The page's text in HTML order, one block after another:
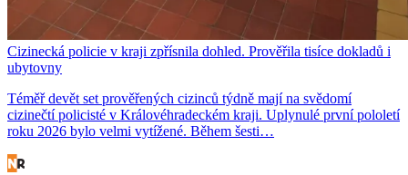
Cizinecká policie v kraji zpřísnila dohled. Prověřila tisíce dokladů i
ubytovny
Téměř devět set prověřených cizinců týdně mají na svědomí
cizinečtí policisté v Královéhradeckém kraji. Uplynulé první pololetí
roku 2026 bylo velmi vytížené. Během šesti…